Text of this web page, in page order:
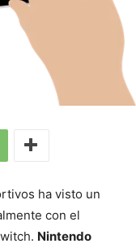
ha visto un
con el
Nintendo